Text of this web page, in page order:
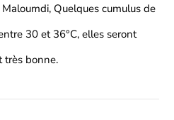
Quelques cumulus de
30 et 36°C, elles seront
très bonne.